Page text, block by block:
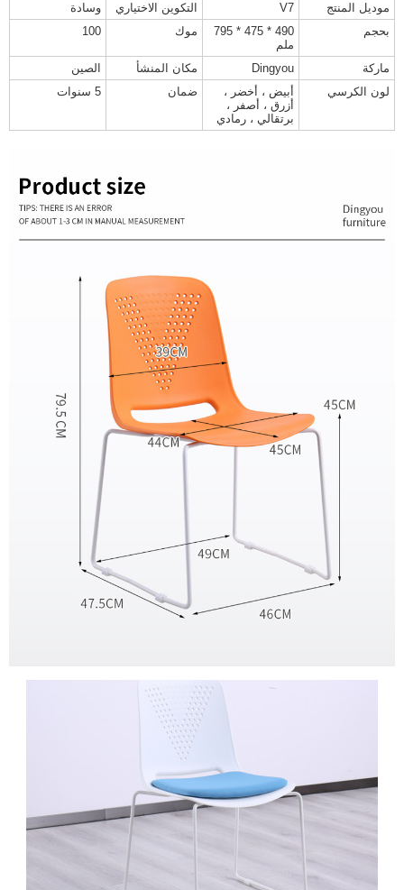
موديل المنتج V7 التكوين الاختياري
وسادة
بحجم
490 * 475 * 795
ملم
موك 100
ماركة Dingyou مكان المنشأ
الصين
لون الكرسي
أبيض ، أخضر ،
أزرق ، أصفر ،
برتقالي ، رمادي
ضمان 5 سنوات